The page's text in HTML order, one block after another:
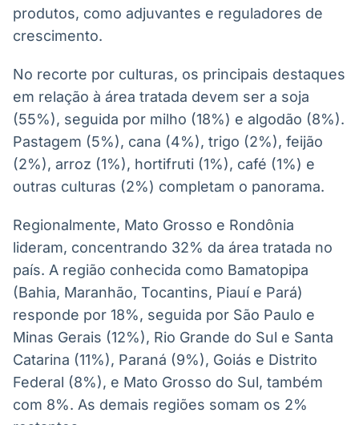
produtos, como adjuvantes e reguladores de
crescimento.
No recorte por culturas, os principais destaques
em relação à área tratada devem ser a soja
(55%), seguida por milho (18%) e algodão (8%).
Pastagem (5%), cana (4%), trigo (2%), feijão
(2%), arroz (1%), hortifruti (1%), café (1%) e
outras culturas (2%) completam o panorama.
Regionalmente, Mato Grosso e Rondônia
lideram, concentrando 32% da área tratada no
país. A região conhecida como Bamatopipa
(Bahia, Maranhão, Tocantins, Piauí e Pará)
responde por 18%, seguida por São Paulo e
Minas Gerais (12%), Rio Grande do Sul e Santa
Catarina (11%), Paraná (9%), Goiás e Distrito
Federal (8%), e Mato Grosso do Sul, também
com 8%. As demais regiões somam os 2%